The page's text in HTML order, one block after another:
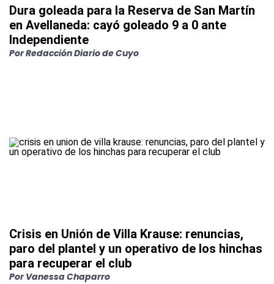
Dura goleada para la Reserva de San Martín
en Avellaneda: cayó goleado 9 a 0 ante
Independiente
PorRedacción Diario de Cuyo
Crisis en Unión de Villa Krause: renuncias,
paro del plantel y un operativo de los hinchas
para recuperar el club
Por Vanessa Chaparro